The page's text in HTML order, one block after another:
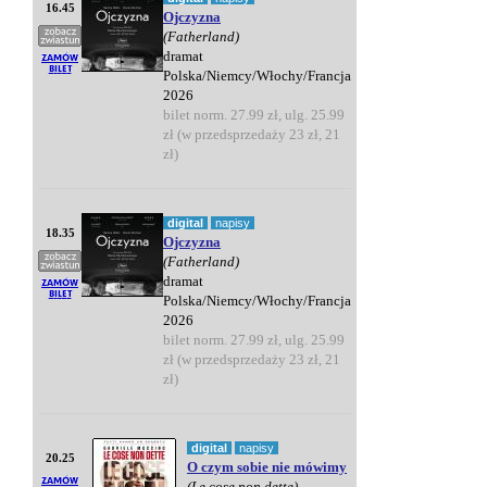
16.45
Ojczyzna
(Fatherland)
dramat
Polska/Niemcy/Włochy/Francja
2026
bilet norm. 27.99 zł, ulg. 25.99
zł (w przedsprzedaży 23 zł, 21
zł)
18.35
digital napisy
Ojczyzna
(Fatherland)
dramat
Polska/Niemcy/Włochy/Francja
2026
bilet norm. 27.99 zł, ulg. 25.99
zł (w przedsprzedaży 23 zł, 21
zł)
20.25
digital napisy
O czym sobie nie mówimy